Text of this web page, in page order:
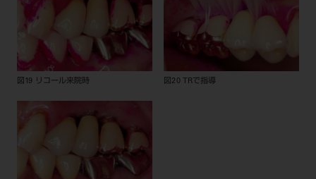
図19 リコール来院時 図20 TRで指導